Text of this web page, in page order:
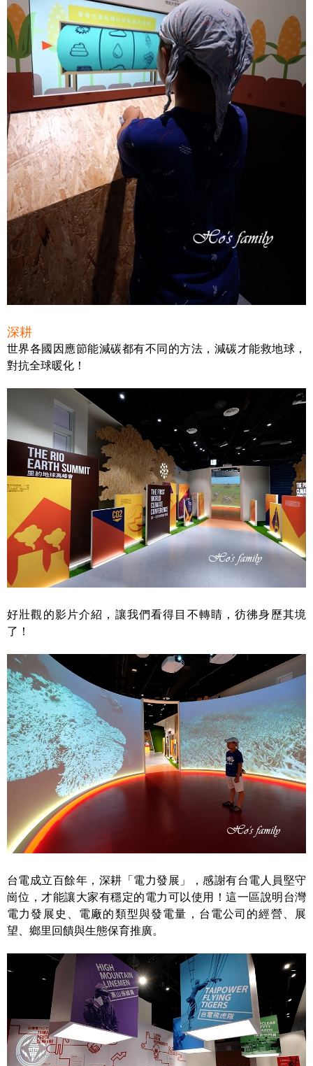
深耕
世界各國因應節能減碳都有不同的方法，減碳才能救地球，
對抗全球暖化！
好壯觀的影片介紹，讓我們看得目不轉睛，彷彿身歷其境
了！
台電成立百餘年，深耕「電力發展」，感謝有台電人員堅守
崗位，才能讓大家有穩定的電力可以使用！這一區說明台灣
電力發展史、電廠的類型與發電量，台電公司的經營、展
望、鄉里回饋與生態保育推廣。